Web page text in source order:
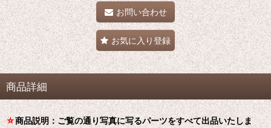
お問い合わせ
お気に入り登録
商品詳細
☆商品説明：ご覧の通り写真に写るパーツをすべて出品いたしま